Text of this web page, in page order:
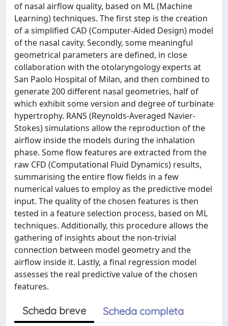
of nasal airflow quality, based on ML (Machine
Learning) techniques. The first step is the creation
of a simplified CAD (Computer-Aided Design) model
of the nasal cavity. Secondly, some meaningful
geometrical parameters are defined, in close
collaboration with the otolaryngology experts at
San Paolo Hospital of Milan, and then combined to
generate 200 different nasal geometries, half of
which exhibit some version and degree of turbinate
hypertrophy. RANS (Reynolds-Averaged Navier-
Stokes) simulations allow the reproduction of the
airflow inside the models during the inhalation
phase. Some flow features are extracted from the
raw CFD (Computational Fluid Dynamics) results,
summarising the entire flow fields in a few
numerical values to employ as the predictive model
input. The quality of the chosen features is then
tested in a feature selection process, based on ML
techniques. Additionally, this procedure allows the
gathering of insights about the non-trivial
connection between model geometry and the
airflow inside it. Lastly, a final regression model
assesses the real predictive value of the chosen
features.
Scheda breve Scheda completa